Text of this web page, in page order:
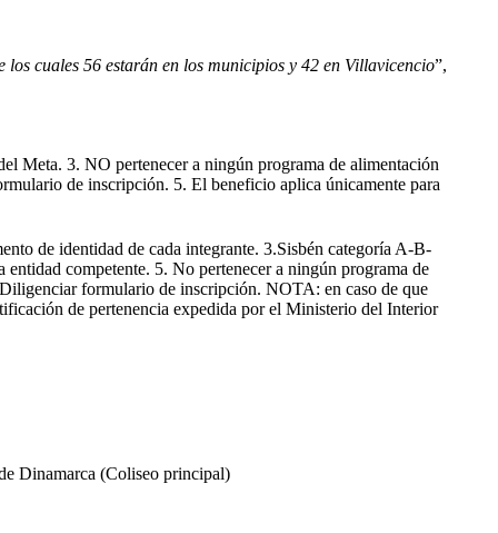
cuales 56 estarán en los municipios y 42 en Villavicencio”,
Meta. 3. NO pertenecer a ningún programa de alimentación
de inscripción. 5. El beneficio aplica únicamente para
de identidad de cada integrante. 3.Sisbén categoría A-B-
competente. 5. No pertenecer a ningún programa de
formulario de inscripción. NOTA: en caso de que
de pertenencia expedida por el Ministerio del Interior
Dinamarca (Coliseo principal)